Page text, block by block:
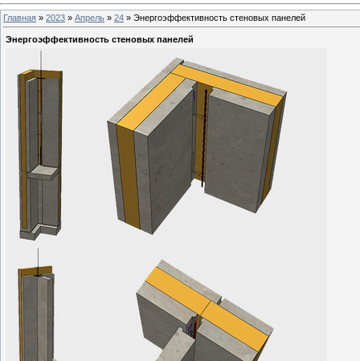
Главная » 2023 » Апрель » 24 » Энергоэффективность стеновых панелей
Энергоэффективность стеновых панелей